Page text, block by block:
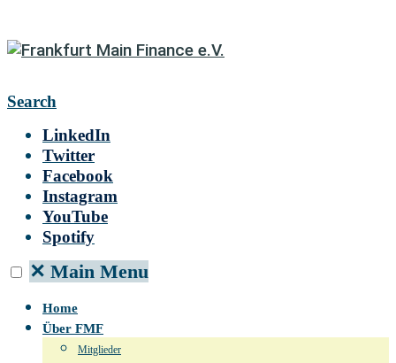
Search
LinkedIn
Twitter
Facebook
Instagram
YouTube
Spotify
✕ Main Menu
Home
Über FMF
Mitglieder